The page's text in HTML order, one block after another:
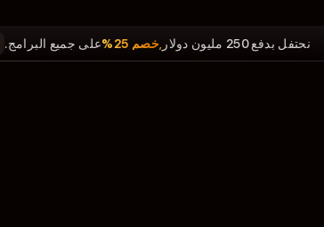
نحتفل بدفع 250 مليون دولار , خصم 25% على جميع